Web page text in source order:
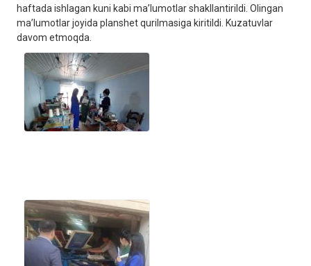
haftada ishlagan kuni kabi ma’lumotlar shakllantirildi. Olingan
ma’lumotlar joyida planshet qurilmasiga kiritildi. Kuzatuvlar
davom etmoqda.